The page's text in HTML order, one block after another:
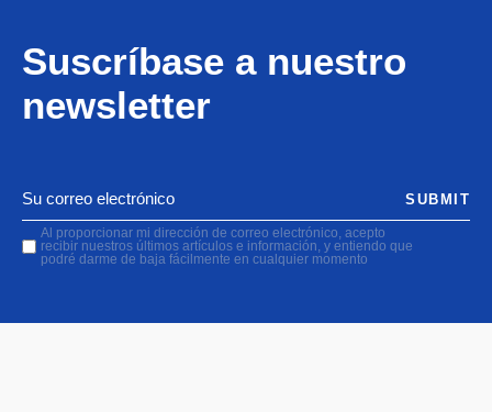
Suscríbase a nuestro
newsletter
Al proporcionar mi dirección de correo electrónico, acepto
recibir nuestros últimos artículos e información, y entiendo que
podré darme de baja fácilmente en cualquier momento
SUBMIT